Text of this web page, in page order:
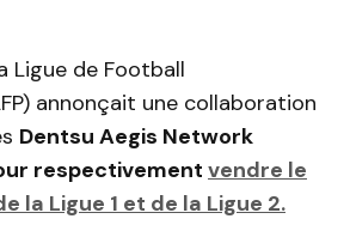
Ligue de Football
annonçait une collaboration
Dentsu Aegis Network
respectivement vendre le
la Ligue 1 et de la Ligue 2.